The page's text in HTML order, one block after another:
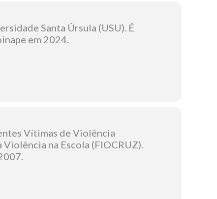
Santa Úrsula (USU). É
em 2024.
Vítimas de Violência
na Escola (FIOCRUZ).